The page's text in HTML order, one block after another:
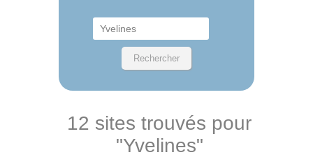
12 sites trouvés pour
"Yvelines"